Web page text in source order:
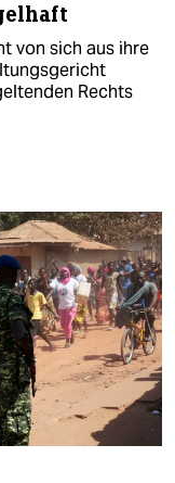
von sich aus ihre
Rechts